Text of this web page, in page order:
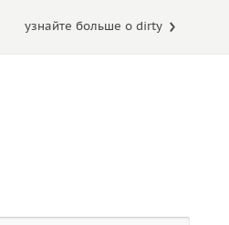
узнайте больше о dirty